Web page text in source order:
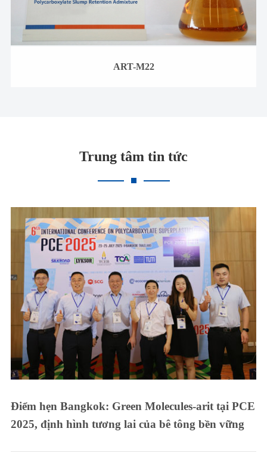
ART-M22
Trung tâm tin tức
Điểm hẹn Bangkok: Green Molecules-arit tại PCE
2025, định hình tương lai của bê tông bền vững